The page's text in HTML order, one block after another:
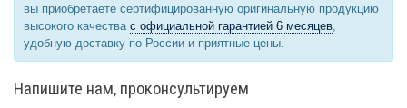
вы приобретаете сертифицированную оригинальную продукцию
высокого качества с официальной гарантией 6 месяцев
удобную доставку по России и приятные цены.
Напишите нам, проконсультируем